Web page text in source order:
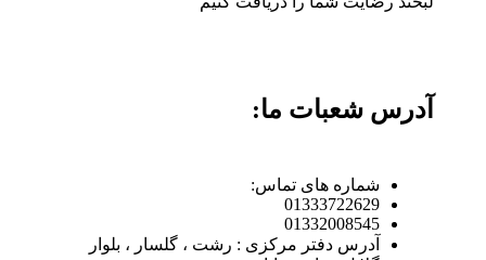
آدرس شعبات ما:
شماره های تماس:
01333722629
01332008545
آدرس دفتر مرکزی : رشت ، گلسار ، بلوار